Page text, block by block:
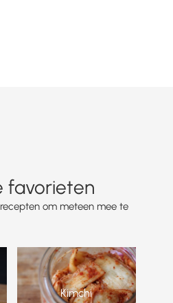
favorieten
om meteen mee te
Kimchi